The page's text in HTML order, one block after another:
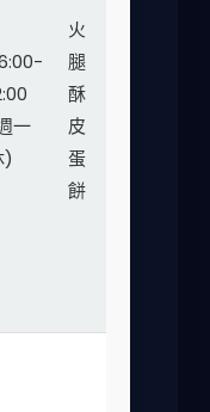
一
)
火
腿
酥
皮
蛋
餅